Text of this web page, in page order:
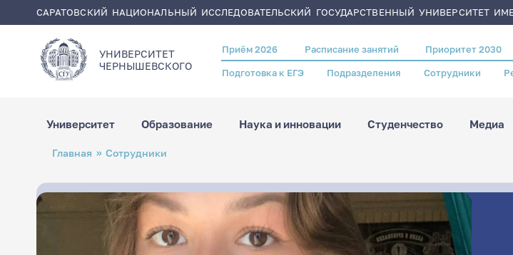
САРАТОВСКИЙ НАЦИОНАЛЬНЫЙ ИССЛЕДОВАТЕЛЬСКИЙ ГОСУДАРСТВЕННЫЙ УНИВЕРСИТЕТ
УНИВЕРСИТЕТ
ЧЕРНЫШЕВСКОГO
Header
menu
Приём 2026 Расписание занятий Приоритет 2030
Подготовка к ЕГЭ Подразделения Сотрудники
Университет Образование Наука и инновации Студенчество Медиа
Строка
навигации
Главная Сотрудники